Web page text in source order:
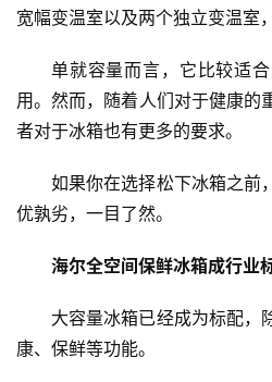
宽幅变温室以及两个独立变温室
单就容量而言，它比较适
用。然而，随着人们对于健康的
者对于冰箱也有更多的要求。
如果你在选择松下冰箱之前
优孰劣，一目了然。
海尔全空间保鲜冰箱成行业
大容量冰箱已经成为标配，
康、保鲜等功能。